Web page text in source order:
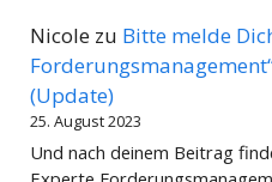
Nicole zu Bitte melde
(Update)
25. August 2023
Und nach deinem Beitrag